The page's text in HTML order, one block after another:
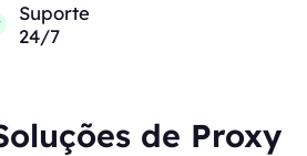
Suporte
24/7
de Proxy